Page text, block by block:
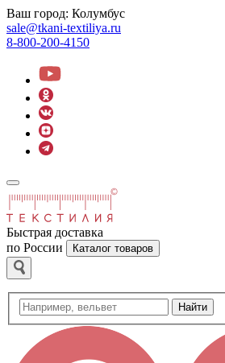
Ваш город: Колумбус
sale@tkani-textiliya.ru
8-800-200-4150
Быстрая доставка
по России
Каталог товаров
Найти